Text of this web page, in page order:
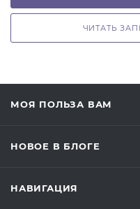
ЧИТАТЬ
МОЯ ПОЛЬЗА ВАМ
НОВОЕ В БЛОГЕ
НАВИГАЦИЯ